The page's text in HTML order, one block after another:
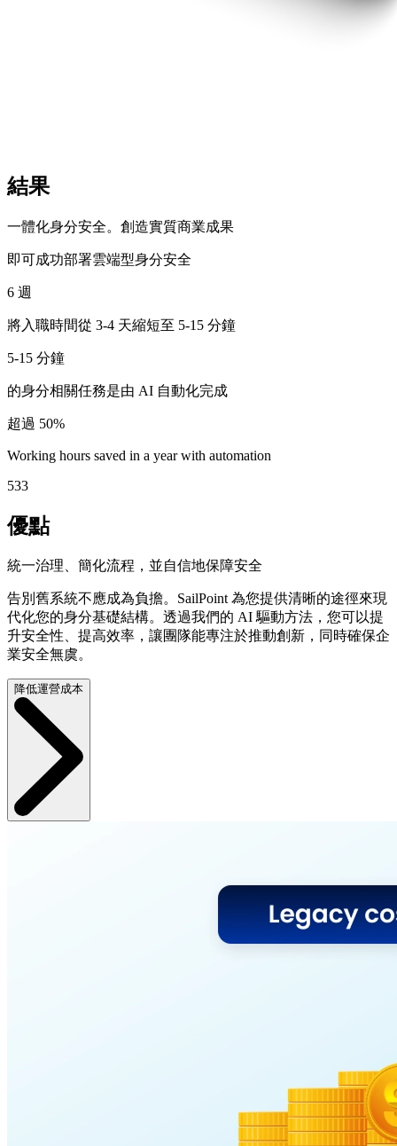
結果
一體化身分安全。創造實質商業成果
即可成功部署雲端型身分安全
6 週
將入職時間從 3-4 天縮短至 5-15 分鐘
5-15 分鐘
的身分相關任務是由 AI 自動化完成
超過 50%
Working hours saved in a year with automation
533
優點
統一治理、簡化流程，並自信地保障安全
告別舊系統不應成為負擔。SailPoint 為您提供清晰的途徑來現
代化您的身分基礎結構。透過我們的 AI 驅動方法，您可以提
升安全性、提高效率，讓團隊能專注於推動創新，同時確保企
業安全無虞。
降低運營成本